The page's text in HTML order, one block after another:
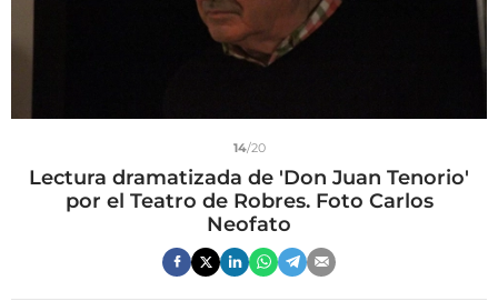
14/20
Lectura dramatizada de 'Don Juan Tenorio'
por el Teatro de Robres. Foto Carlos
Neofato